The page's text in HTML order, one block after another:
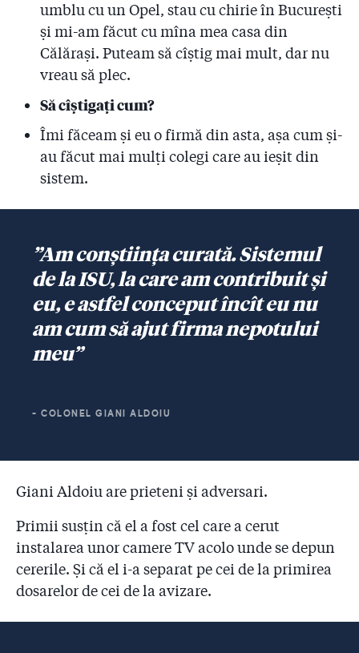
umblu cu un Opel, stau cu chirie în București
și mi-am făcut cu mîna mea casa din
Călărași. Puteam să cîștig mai mult, dar nu
vreau să plec.
Să cîștigați cum?
Îmi făceam și eu o firmă din asta, așa cum și-
au făcut mai mulți colegi care au ieșit din
sistem.
”Am conștiința curată. Sistemul
de la ISU, la care am contribuit și
eu, e astfel conceput încît eu nu
am cum să ajut firma nepotului
meu”
- COLONEL GIANI ALDOIU
Giani Aldoiu are prieteni și adversari.
Primii susțin că el a fost cel care a cerut
instalarea unor camere TV acolo unde se depun
cererile. Și că el i-a separat pe cei de la primirea
dosarelor de cei de la avizare.